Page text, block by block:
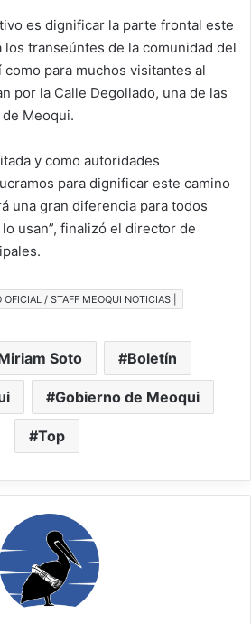
es dignificar la parte frontal este
transeúntes de la comunidad del
para muchos visitantes al
por la Calle Degollado, una de las
Meoqui.
y como autoridades
para dignificar este camino
una gran diferencia para todos
usan”, finalizó el director de
OFICIAL / STAFF MEOQUI NOTICIAS |
Soto Boletín
Gobierno de Meoqui
Top